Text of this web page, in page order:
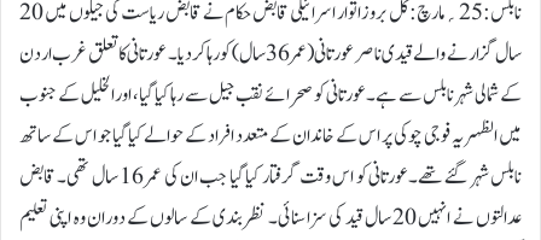
نابلس:25؍مارچ:کل بروز اتوار اسرائیلی قابض حکام نے قابض ریاست کی جیلوں میں 20
سال گزارنے والے قیدی ناصر عورتانی (عمر36 سال) کو رہا کردیا۔ عورتانی کا تعلق غرب اردن
کے شمالی شہر نابلس سے ہے۔عورتانی کو صحرائے نقب جیل سے رہا کیا گیا، اور الخلیل کے جنوب
میں الظہریہ فوجی چوکی پر اس کے خاندان کے متعدد افراد کے حوالے کیا گیا جو اس کے ساتھ
نابلس شہر گئے تھے۔عورتانی کو اس وقت گرفتار کیا گیا جب ان کی عمر 16 سال تھی۔ قابض
عدالتوں نے انہیں 20 سال قید کی سزا سنائی۔ نظر بندی کے سالوں کے دوران وہ اپنی تعلیم